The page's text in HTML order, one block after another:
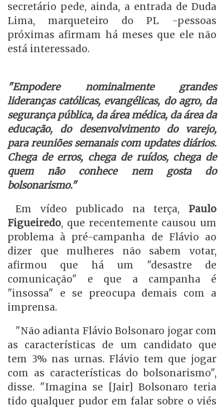
secretário pede, ainda, a entrada de Duda
Lima, marqueteiro do PL -pessoas
próximas afirmam há meses que ele não
está interessado.
"Empodere nominalmente grandes
lideranças católicas, evangélicas, do agro, da
segurança pública, da área médica, da área da
educação, do desenvolvimento do varejo,
para reuniões semanais com updates diários.
Chega de erros, chega de ruídos, chega de
quem não conhece nem gosta do
bolsonarismo."
Em vídeo publicado na terça, Paulo
Figueiredo, que recentemente causou um
problema à pré-campanha de Flávio ao
dizer que mulheres não sabem votar,
afirmou que há um "desastre de
comunicação" e que a campanha é
"insossa" e se preocupa demais com a
imprensa.
"Não adianta Flávio Bolsonaro jogar com
as características de um candidato que
tem 3% nas urnas. Flávio tem que jogar
com as características do bolsonarismo",
disse. "Imagina se [Jair] Bolsonaro teria
tido qualquer pudor em falar sobre o viés